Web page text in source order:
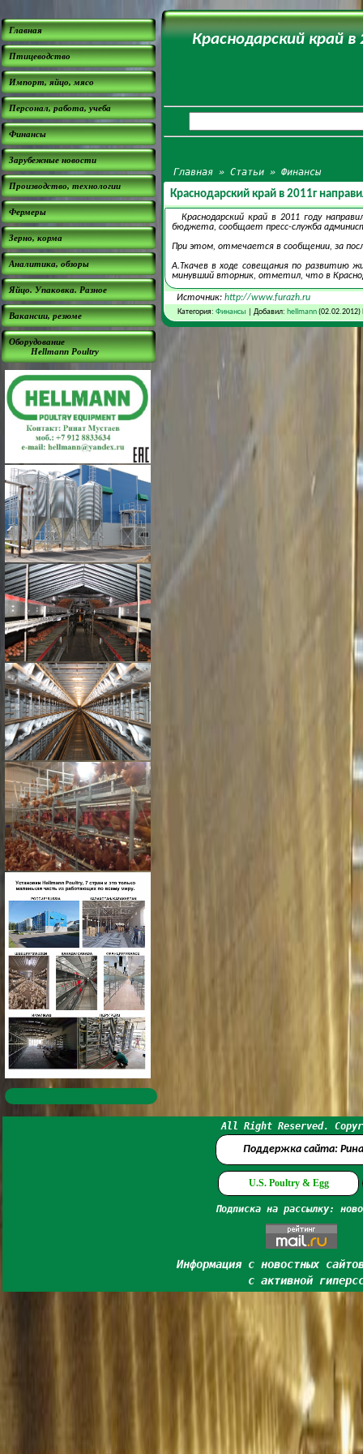
Главная
Птицеводство
Импорт, яйцо, мясо
Персонал, работа, учеба
Финансы
Зарубежные новости
Производство, технологии
Фермеры
Зерно, корма
Аналитика, обзоры
Яйцо. Упаковка. Разное
Вакансии, резюме
Оборудование
Hellmann Poultry
Краснодарский край
Главная »Статьи »Финансы
Краснодарский край в 2011г
Краснодарский край в 2011 году
бюджета, сообщает пресс-служба
При этом, отмечается в сообщении, за
А.Ткачев в ходе совещания по развитию
минувший вторник, отметил, что в
Источник: http://www.furazh.ru
Категория: Финансы | Добавил: hellmann(02.02.2012)
All Right Reserved.
Поддержка сайта:
U.S. Poultry & Egg
Подписка на рассылку:
Информация с новостных
с активной